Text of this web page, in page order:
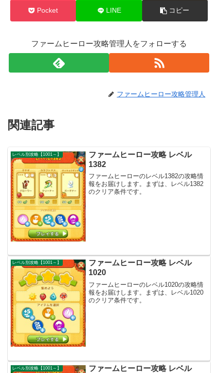
Pocket LINE コピー
ファームヒーロー攻略管理人をフォローする
ファームヒーロー攻略管理人
関連記事
レベル別攻略【1001～】
ファームヒーロー攻略 レベル
1382
ファームヒーローのレベル1382の攻略情
報をお届けします。まずは、レベル1382
のクリア条件です。
レベル別攻略【1001～】
ファームヒーロー攻略 レベル
1020
ファームヒーローのレベル1020の攻略情
報をお届けします。まずは、レベル1020
のクリア条件です。
レベル別攻略【1001～】
ファームヒーロー攻略 レベル